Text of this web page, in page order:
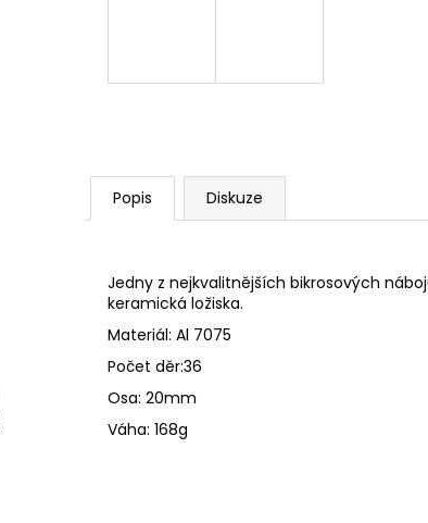
Popis Diskuze
Jedny z nejkvalitnějších bikrosových
keramická ložiska.
Materiál: Al 7075
Počet děr:36
Osa: 20mm
Váha: 168g